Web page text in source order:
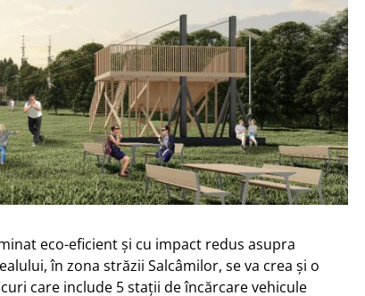
eco-eficient și cu impact redus asupra
în zona străzii Salcâmilor, se va crea și o
care include 5 stații de încărcare vehicule